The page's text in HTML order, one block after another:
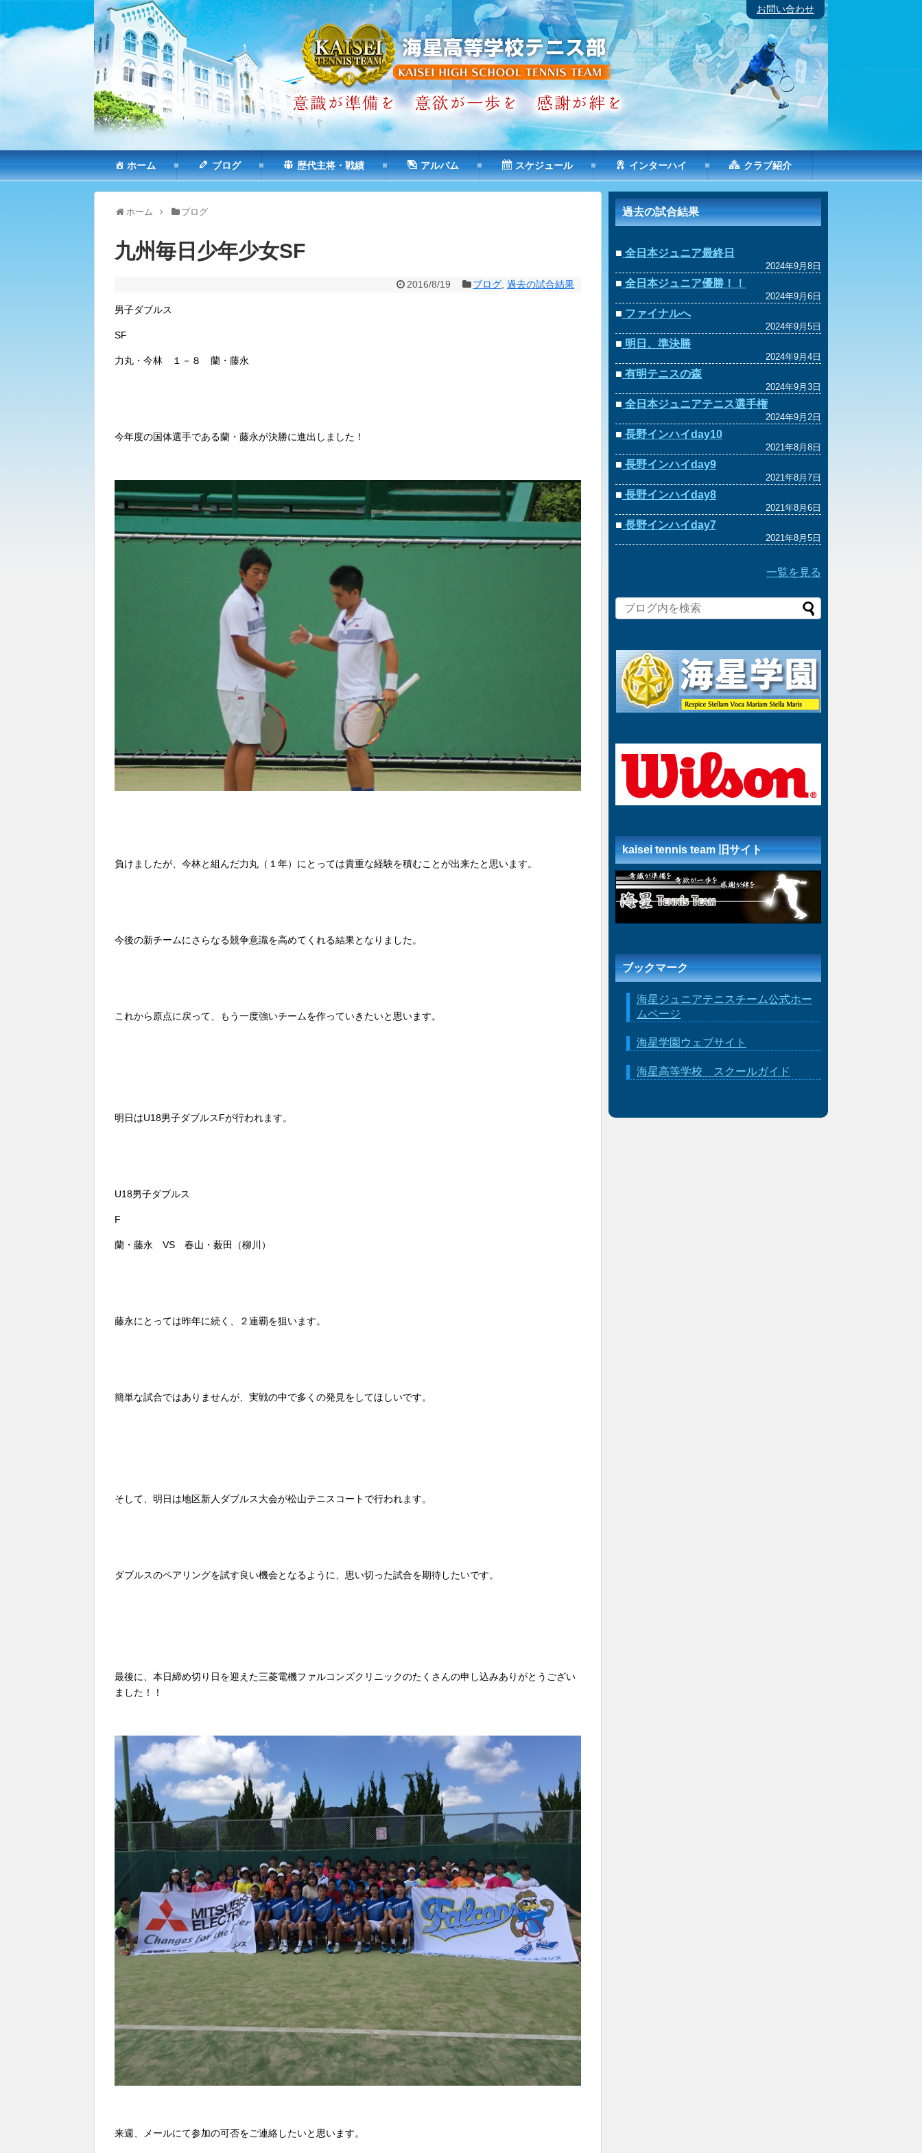
お問い合わせ
ホーム ブログ 歴代主将・戦績 アルバム スケジュール インターハイ クラブ紹介
ホーム ブログ
九州毎日少年少女SF
2016/8/19 ブログ ,過去の試合結果
男子ダブルス
SF
力丸・今林 １－８ 蘭・藤永
今年度の国体選手である蘭・藤永が決勝に進出しました！
負けましたが、今林と組んだ力丸（１年）にとっては貴重な経験を積むことが出来たと思います。
今後の新チームにさらなる競争意識を高めてくれる結果となりました。
これから原点に戻って、もう一度強いチームを作っていきたいと思います。
明日はU18男子ダブルスFが行われます。
U18男子ダブルス
F
蘭・藤永 VS 春山・薮田（柳川）
藤永にとっては昨年に続く、２連覇を狙います。
簡単な試合ではありませんが、実戦の中で多くの発見をしてほしいです。
そして、明日は地区新人ダブルス大会が松山テニスコートで行われます。
ダブルスのペアリングを試す良い機会となるように、思い切った試合を期待したいです。
最後に、本日締め切り日を迎えた三菱電機ファルコンズクリニックのたくさんの申し込みありがとうござい
ました！！
来週、メールにて参加の可否をご連絡したいと思います。
過去の試合結果
■ 全日本ジュニア最終日
2024年9月8日
■ 全日本ジュニア優勝！！
2024年9月6日
■ ファイナルへ
2024年9月5日
■ 明日、準決勝
2024年9月4日
■ 有明テニスの森
2024年9月3日
■ 全日本ジュニアテニス選手権
2024年9月2日
■ 長野インハイday10
2021年8月8日
■ 長野インハイday9
2021年8月7日
■ 長野インハイday8
2021年8月6日
■ 長野インハイday7
2021年8月5日
一覧を見る
kaisei tennis team 旧サイト
ブックマーク
海星ジュニアテニスチーム公式ホー
ムページ
海星学園ウェブサイト
海星高等学校 スクールガイド